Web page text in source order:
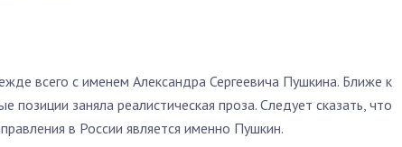
всего с именем Александра Сергеевича Пушкина. Ближе к
позиции заняла реалистическая проза. Следует сказать, что
в России является именно Пушкин.